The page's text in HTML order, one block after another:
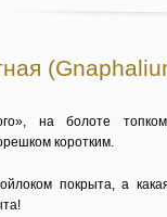
на болоте
коротким.
покрыта, а